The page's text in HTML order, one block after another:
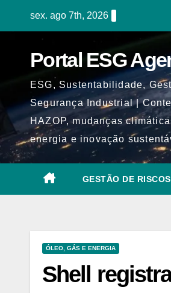
sex. ago 7th, 2026
Portal ESG
ESG, Sustentabilidade,
Segurança Industrial |
HAZOP, mudanças
energia e inovação
GESTÃO DE RISCOS
ÓLEO, GÁS E ENERGIA
Shell